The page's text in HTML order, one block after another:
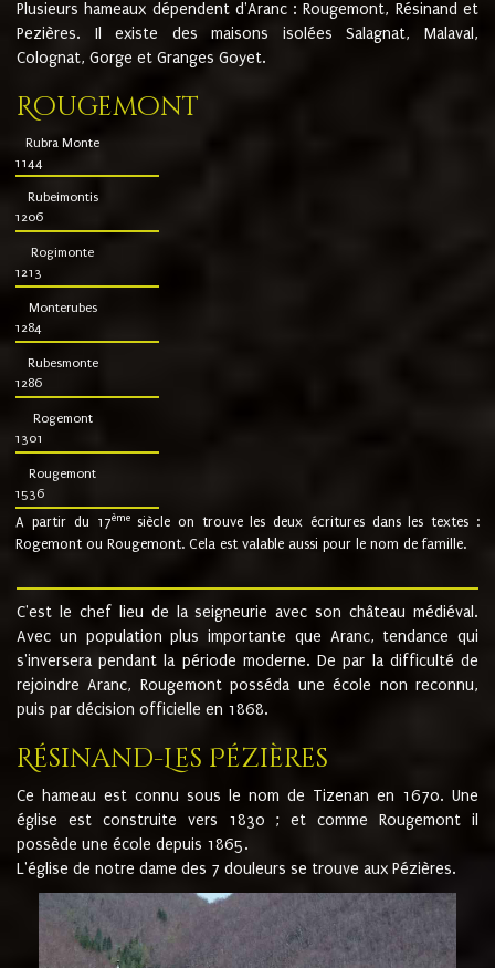
Plusieurs hameaux dépendent d'Aranc : Rougemont, Résinand et
Pezières. Il existe des maisons isolées Salagnat, Malaval,
Colognat, Gorge et Granges Goyet.
Rougemont
Rubra Monte
1144
Rubeimontis
1206
Rogimonte
1213
Monterubes
1284
Rubesmonte
1286
Rogemont
1301
Rougemont
1536
A partir du 17ème siècle on trouve les deux écritures dans les textes :
Rogemont ou Rougemont. Cela est valable aussi pour le nom de famille.
C'est le chef lieu de la seigneurie avec son château médiéval.
Avec un population plus importante que Aranc, tendance qui
s'inversera pendant la période moderne. De par la difficulté de
rejoindre Aranc, Rougemont posséda une école non reconnu,
puis par décision officielle en 1868.
Résinand-Les Pézières
Ce hameau est connu sous le nom de Tizenan en 1670. Une
église est construite vers 1830 ; et comme Rougemont il
possède une école depuis 1865.
L'église de notre dame des 7 douleurs se trouve aux Pézières.